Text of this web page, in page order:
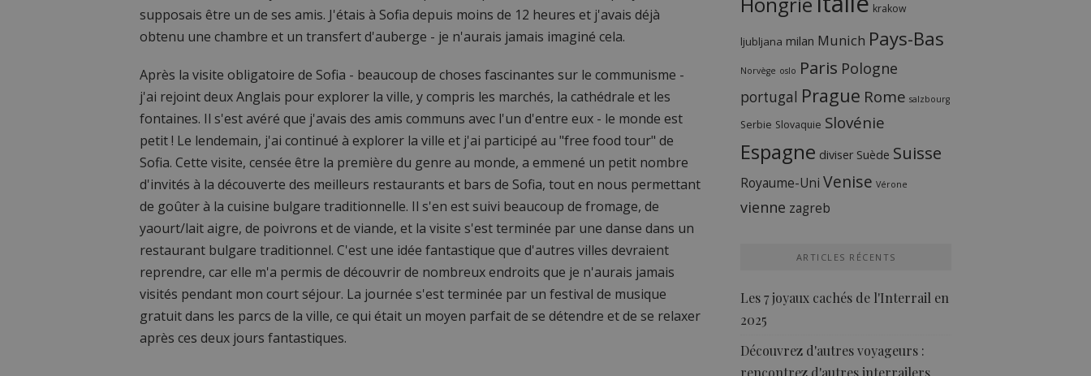
supposais être un de ses amis. J'étais à Sofia depuis moins de 12 heures et j'avais déjà
obtenu une chambre et un transfert d'auberge - je n'aurais jamais imaginé cela.
Après la visite obligatoire de Sofia - beaucoup de choses fascinantes sur le communisme -
j'ai rejoint deux Anglais pour explorer la ville, y compris les marchés, la cathédrale et les
fontaines. Il s'est avéré que j'avais des amis communs avec l'un d'entre eux - le monde est
petit ! Le lendemain, j'ai continué à explorer la ville et j'ai participé au "free food tour" de
Sofia. Cette visite, censée être la première du genre au monde, a emmené un petit nombre
d'invités à la découverte des meilleurs restaurants et bars de Sofia, tout en nous permettant
de goûter à la cuisine bulgare traditionnelle. Il s'en est suivi beaucoup de fromage, de
yaourt/lait aigre, de poivrons et de viande, et la visite s'est terminée par une danse dans un
restaurant bulgare traditionnel. C'est une idée fantastique que d'autres villes devraient
reprendre, car elle m'a permis de découvrir de nombreux endroits que je n'aurais jamais
visités pendant mon court séjour. La journée s'est terminée par un festival de musique
gratuit dans les parcs de la ville, ce qui était un moyen parfait de se détendre et de se relaxer
après ces deux jours fantastiques.
krakow
ljubljana milan Munich Pays-Bas
Norvège oslo Paris Pologne
portugal Prague Rome salzbourg
Serbie Slovaquie Slovénie
Espagne diviser Suède Suisse
Royaume-Uni Venise Vérone
vienne zagreb
ARTICLES RÉCENTS
Les 7 joyaux cachés de l'Interrail en
2025
Découvrez d'autres voyageurs :
rencontrez d'autres interrailers